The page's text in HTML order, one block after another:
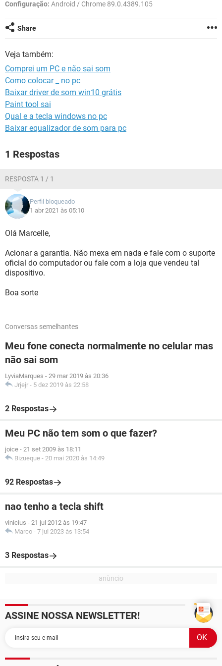
GUIA DE COMPRAS
Configuração: Android / Chrome 89.0.4389.105
Share
Veja também:
Comprei um PC e não sai som
Como colocar _ no pc
Baixar driver de som win10 grátis
Paint tool sai
Qual e a tecla windows no pc
Baixar equalizador de som para pc
1 Respostas
RESPOSTA 1 / 1
Perfil bloqueado
1 abr 2021 às 05:10
Olá Marcelle,
Acionar a garantia. Não mexa em nada e fale com o suporte
oficial do computador ou fale com a loja que vendeu tal
dispositivo.
Boa sorte
Conversas semelhantes
Meu fone conecta normalmente no celular mas
não sai som
LyviaMarques - 29 mar 2019 às 20:36
Jrjejr - 5 dez 2019 às 22:58
2 Respostas
Meu PC não tem som o que fazer?
joice - 21 set 2009 às 18:11
Bizueque - 20 mai 2020 às 14:49
92 Respostas
nao tenho a tecla shift
vinicius - 21 jul 2012 às 19:47
Marco - 7 jul 2023 às 13:54
3 Respostas
ASSINE NOSSA NEWSLETTER!